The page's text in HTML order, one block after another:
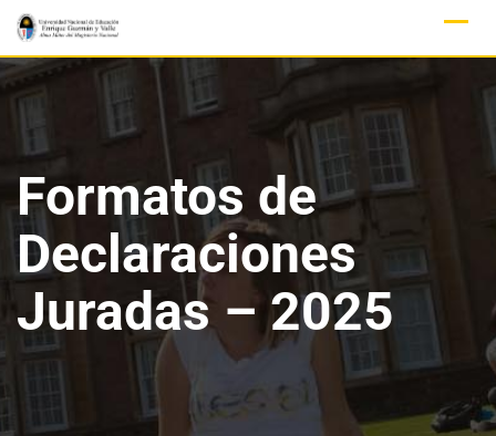
Formatos de
Declaraciones
Juradas – 2025